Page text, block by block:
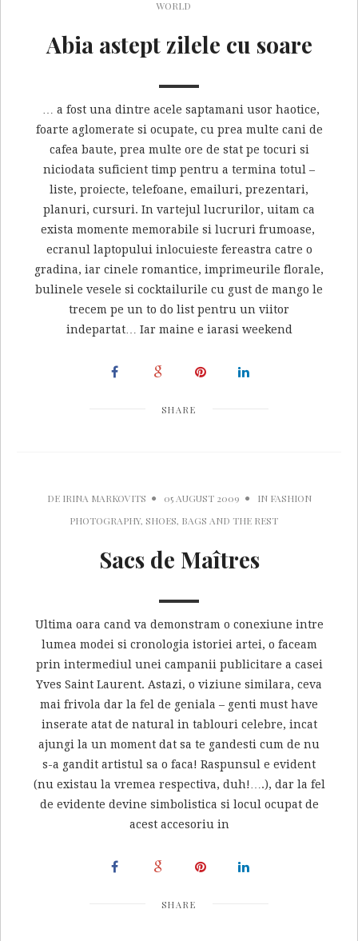
WORLD
Abia astept zilele cu soare
… a fost una dintre acele saptamani usor haotice,
foarte aglomerate si ocupate, cu prea multe cani de
cafea baute, prea multe ore de stat pe tocuri si
niciodata suficient timp pentru a termina totul –
liste, proiecte, telefoane, emailuri, prezentari,
planuri, cursuri. In vartejul lucrurilor, uitam ca
exista momente memorabile si lucruri frumoase,
ecranul laptopului inlocuieste fereastra catre o
gradina, iar cinele romantice, imprimeurile florale,
bulinele vesele si cocktailurile cu gust de mango le
trecem pe un to do list pentru un viitor
indepartat… Iar maine e iarasi weekend
SHARE
DE IRINA MARKOVITS 05 AUGUST 2009 IN FASHION
PHOTOGRAPHY, SHOES, BAGS AND THE REST
Sacs de Maîtres
Ultima oara cand va demonstram o conexiune intre
lumea modei si cronologia istoriei artei, o faceam
prin intermediul unei campanii publicitare a casei
Yves Saint Laurent. Astazi, o viziune similara, ceva
mai frivola dar la fel de geniala – genti must have
inserate atat de natural in tablouri celebre, incat
ajungi la un moment dat sa te gandesti cum de nu
s-a gandit artistul sa o faca! Raspunsul e evident
(nu existau la vremea respectiva, duh!….), dar la fel
de evidente devine simbolistica si locul ocupat de
acest accesoriu in
SHARE